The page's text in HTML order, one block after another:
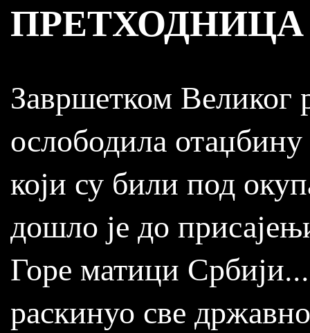
ПРЕТХОДНИЦА
Завршетком Великог
ослободила
који су били под
дошло је до
Горе матици
раскинуо све